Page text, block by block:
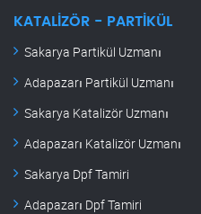
KATALIZÖR - PARTIKÜL
Sakarya Partikül Uzmanı
Adapazarı Partikül Uzmanı
Sakarya Katalizör Uzmanı
Adapazarı Katalizör Uzmanı
Sakarya Dpf Tamiri
Adapazarı Dpf Tamiri